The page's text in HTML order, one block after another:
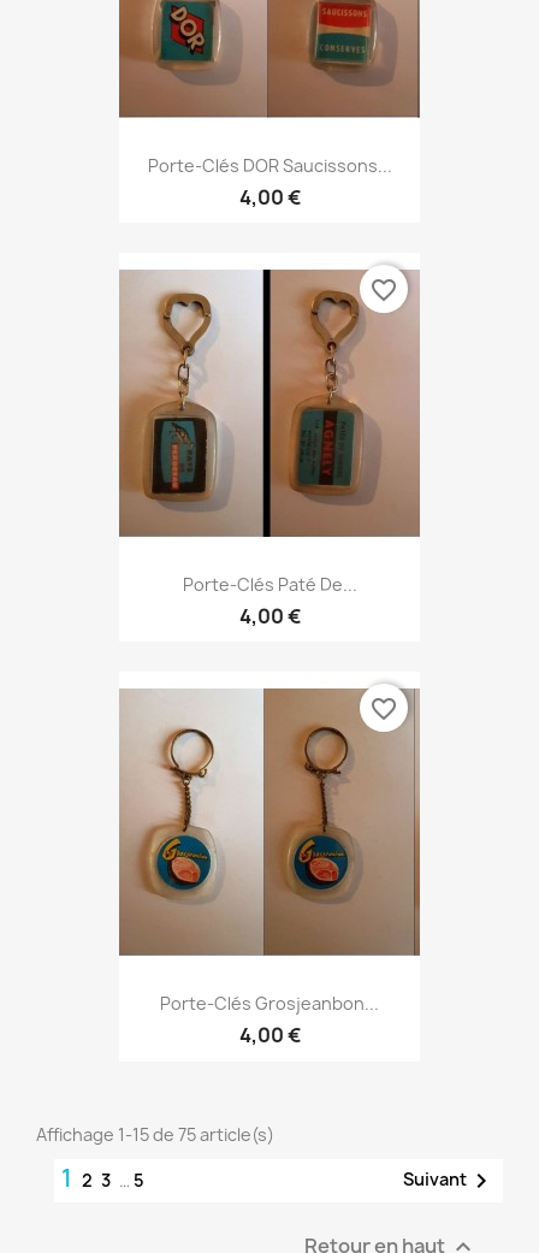
Porte-Clés DOR Saucissons...
4,00 €
Porte-Clés Paté De...
4,00 €
favorite_border
Porte-Clés Grosjeanbon...
4,00 €
favorite_border
Affichage 1-15 de 75 article(s)
1 2 3 … 5 Suivant 
Retour en haut 